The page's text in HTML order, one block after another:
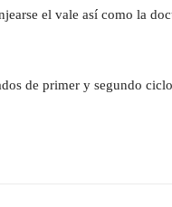
el vale así como la
de primer y segundo